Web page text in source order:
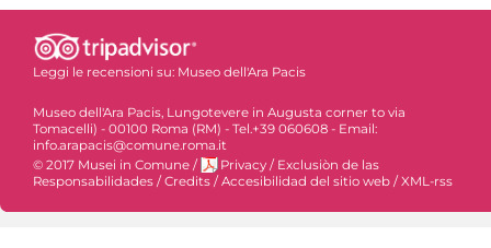
Leggi le recensioni su: Museo dell'Ara Pacis
Museo dell'Ara Pacis, Lungotevere in Augusta corner to via
Tomacelli) - 00100 Roma (RM) - Tel.+39 060608 - Email:
info.arapacis@comune.roma.it
© 2017 Musei in Comune / Privacy / Exclusiòn de las
Responsabilidades / Credits / Accesibilidad del sitio web / XML-rss